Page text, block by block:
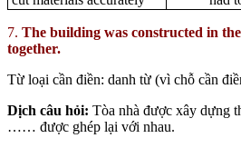
7. The building was constructed in
together.
Từ loại cần điền: danh từ (vì chỗ cần
Dịch câu hỏi: Tòa nhà được xây dựng
…… được ghép lại với nhau.